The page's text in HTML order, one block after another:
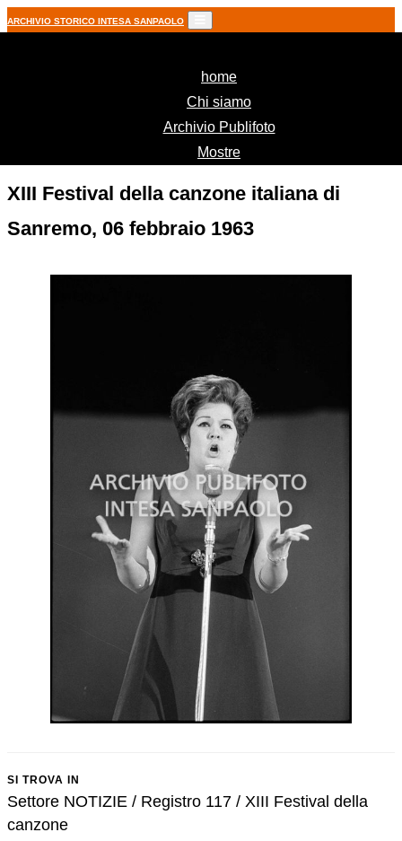
ARCHIVIO STORICO INTESA SANPAOLO
home(current)
Chi siamo
Archivio Publifoto
Mostre
XIII Festival della canzone italiana di
Sanremo, 06 febbraio 1963
SI TROVA IN
Settore NOTIZIE / Registro 117 / XIII Festival della
canzone